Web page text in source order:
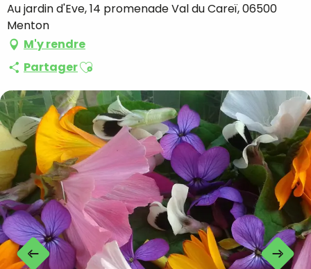
Au jardin d'Eve, 14 promenade Val du Careï, 06500
Menton
M'y rendre
PartagerAjouter aux favoris